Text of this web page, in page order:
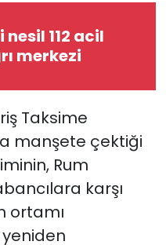
nesil 112 acil
merkezi
Taksime
manşete çektiği
Rum
karşı
ortamı
yeniden